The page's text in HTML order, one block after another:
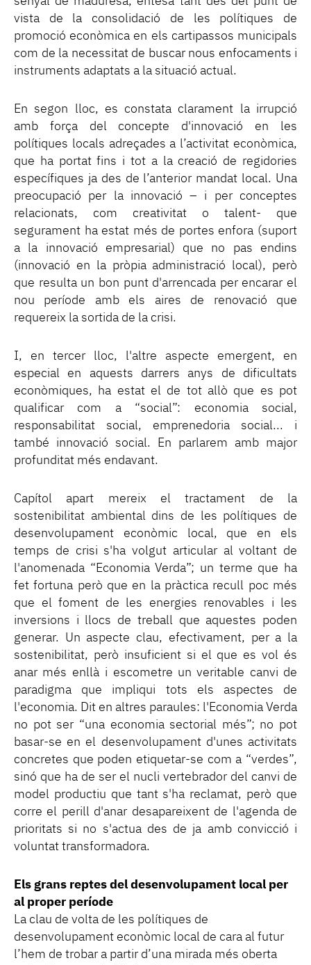
vista de la consolidació de les polítiques de
promoció econòmica en els cartipassos municipals
com de la necessitat de buscar nous enfocaments i
instruments adaptats a la situació actual.
En segon lloc, es constata clarament la irrupció
amb força del concepte d'innovació en les
polítiques locals adreçades a l’activitat econòmica,
que ha portat fins i tot a la creació de regidories
específiques ja des de l’anterior mandat local. Una
preocupació per la innovació – i per conceptes
relacionats, com creativitat o talent- que
segurament ha estat més de portes enfora (suport
a la innovació empresarial) que no pas endins
(innovació en la pròpia administració local), però
que resulta un bon punt d'arrencada per encarar el
nou període amb els aires de renovació que
requereix la sortida de la crisi.
I, en tercer lloc, l'altre aspecte emergent, en
especial en aquests darrers anys de dificultats
econòmiques, ha estat el de tot allò que es pot
qualificar com a “social”: economia social,
responsabilitat social, emprenedoria social... i
també innovació social. En parlarem amb major
profunditat més endavant.
Capítol apart mereix el tractament de la
sostenibilitat ambiental dins de les polítiques de
desenvolupament econòmic local, que en els
temps de crisi s'ha volgut articular al voltant de
l'anomenada “Economia Verda”; un terme que ha
fet fortuna però que en la pràctica recull poc més
que el foment de les energies renovables i les
inversions i llocs de treball que aquestes poden
generar. Un aspecte clau, efectivament, per a la
sostenibilitat, però insuficient si el que es vol és
anar més enllà i escometre un veritable canvi de
paradigma que impliqui tots els aspectes de
l'economia. Dit en altres paraules: l'Economia Verda
no pot ser “una economia sectorial més”; no pot
basar-se en el desenvolupament d'unes activitats
concretes que poden etiquetar-se com a “verdes”,
sinó que ha de ser el nucli vertebrador del canvi de
model productiu que tant s'ha reclamat, però que
corre el perill d'anar desapareixent de l'agenda de
prioritats si no s'actua des de ja amb convicció i
voluntat transformadora.
Els grans reptes del desenvolupament local per
al proper període
La clau de volta de les polítiques de
desenvolupament econòmic local de cara al futur
l’hem de trobar a partir d’una mirada més oberta